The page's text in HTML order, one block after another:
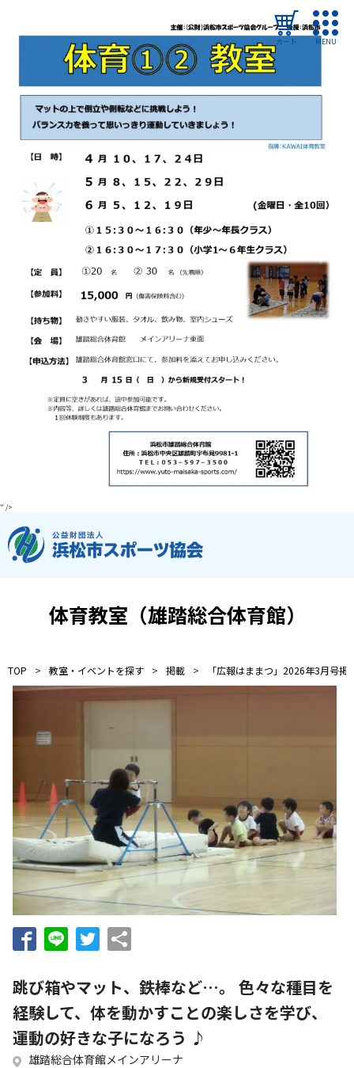
" />
カート MENU
ログイン
教室・イベントを探す
ご利用ガイド
よくある質問
協会について
教室・イベントからのお知らせ
浜松市民スポーツ祭
お知らせ
個人情報の取り扱いに関する基本方針
浜松スポーツ協会に関する
お問い合わせはこちら
053-411-8686
教室・イベントに関するお問い合わせは、
体育教室（雄踏総合体育館）
TOP 教室・イベントを探す 掲載 「広報はままつ」2026年3月号掲
跳び箱やマット、鉄棒など…。 色々な種目を
経験して、体を動かすことの楽しさを学び、
運動の好きな子になろう ♪
雄踏総合体育館メインアリーナ